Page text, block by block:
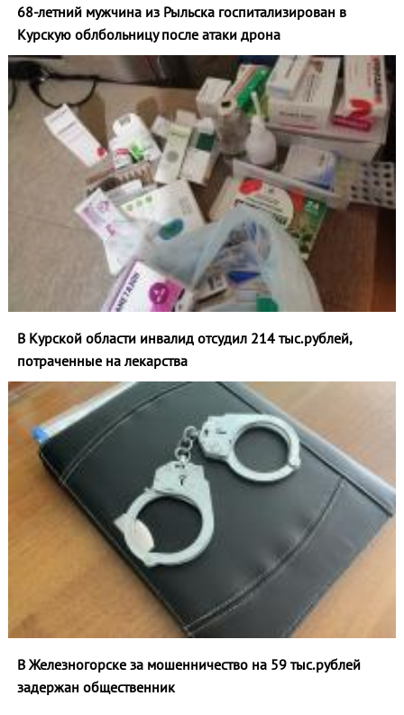
68-летний мужчина из Рыльска госпитализирован в
Курскую облбольницу после атаки дрона
В Курской области инвалид отсудил 214 тыс.рублей,
потраченные на лекарства
В Железногорске за мошенничество на 59 тыс.рублей
задержан общественник